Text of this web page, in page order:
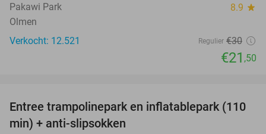
Pakawi Park 8.9 star
Olmen
Verkocht: 12.521
Regulier €30
€21 ,50
40%
Entree trampolinepark en inflatablepark (110
min) + anti-slipsokken